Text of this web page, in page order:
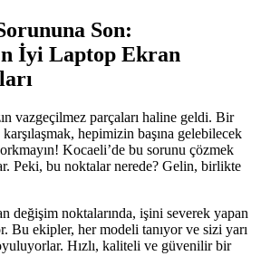
Son:
İyi Laptop Ekran
vazgeçilmez parçaları haline geldi. Bir
hepimizin başına gelebilecek
Kocaeli’de bu sorunu çözmek
Peki, bu noktalar nerede? Gelin, birlikte
değişim noktalarında, işini severek yapan
Bu ekipler, her modeli tanıyor ve sizi yarı
Hızlı, kaliteli ve güvenilir bir